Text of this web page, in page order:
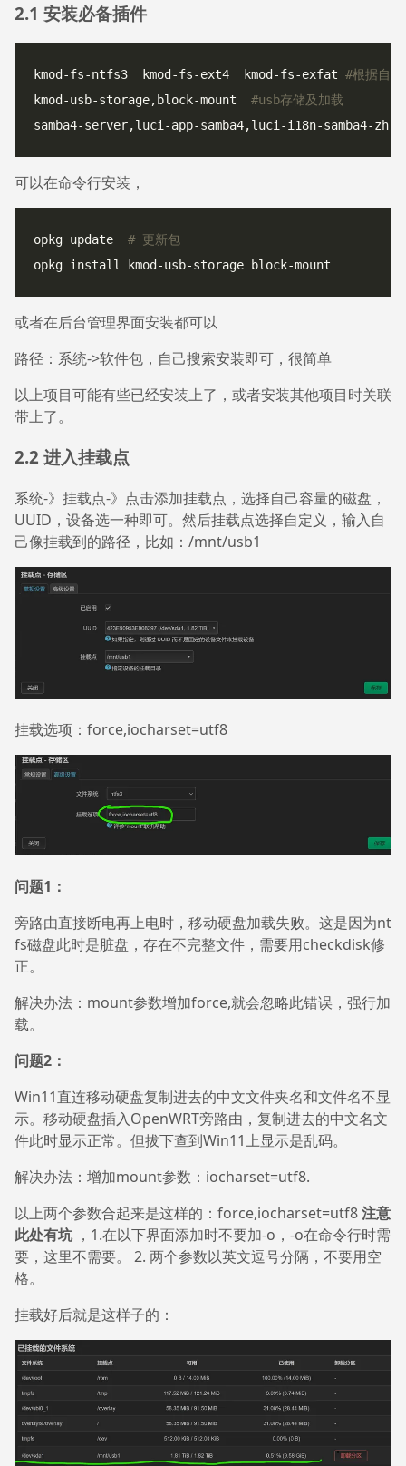
2.1 安装必备插件
kmod-fs-ntfs3  kmod-fs-ext4  kmod-fs-exfat #根据自
kmod-usb-storage,block-mount #usb存储及加载
samba4-server,luci-app-samba4,luci-i18n-samba4-
可以在命令行安装，
opkg update # 更新包
或者在后台管理界面安装都可以
路径：系统->软件包，自己搜索安装即可，很简单
以上项目可能有些已经安装上了，或者安装其他项目时关联
带上了。
2.2 进入挂载点
系统-》挂载点-》点击添加挂载点，选择自己容量的磁盘，
UUID，设备选一种即可。然后挂载点选择自定义，输入自
己像挂载到的路径，比如：/mnt/usb1
挂载选项：force,iocharset=utf8
问题1：
旁路由直接断电再上电时，移动硬盘加载失败。这是因为nt
fs磁盘此时是脏盘，存在不完整文件，需要用checkdisk修
正。
解决办法：mount参数增加force,就会忽略此错误，强行加
载。
问题2：
Win11直连移动硬盘复制进去的中文文件夹名和文件名不显
示。移动硬盘插入OpenWRT旁路由，复制进去的中文名文
件此时显示正常。但拔下查到Win11上显示是乱码。
解决办法：增加mount参数：iocharset=utf8.
以上两个参数合起来是这样的：force,iocharset=utf8注意
此处有坑，1.在以下界面添加时不要加-o，-o在命令行时需
要，这里不需要。 2. 两个参数以英文逗号分隔，不要用空
格。
挂载好后就是这样子的：